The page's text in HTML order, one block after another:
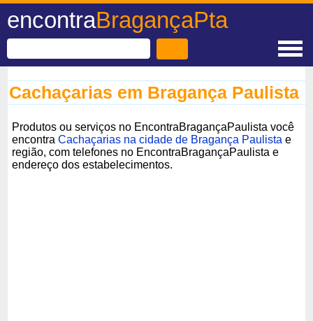
encontraBragançaPta
Cachaçarias em Bragança Paulista
Produtos ou serviços no EncontraBragançaPaulista você
encontraCachaçarias na cidade de Bragança Paulista e
região, com telefones no EncontraBragançaPaulista e
endereço dos estabelecimentos.